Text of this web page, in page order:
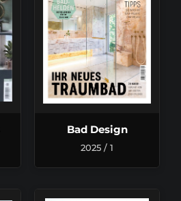
Bad Design
2025 / 1